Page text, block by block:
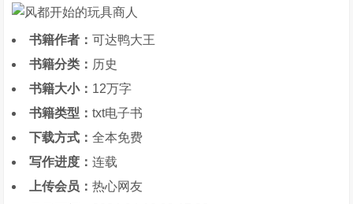
书籍作者：可达鸭大王
书籍分类： 历史
书籍大小： 12万字
书籍类型：txt电子书
下载方式：全本免费
写作进度：连载
上传会员：热心网友